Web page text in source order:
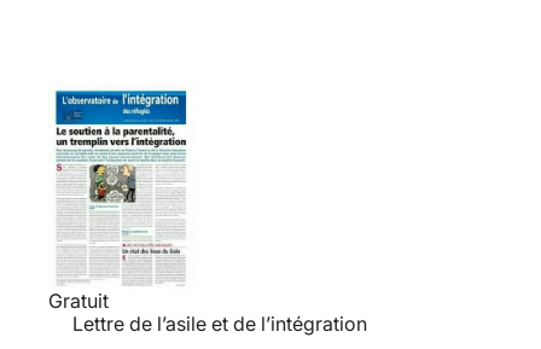
Gratuit
Lettre de l’asile et de l’intégration